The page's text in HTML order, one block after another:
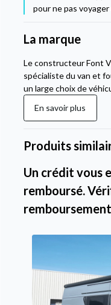
pour ne pas
La marque
Le constructeur Font
spécialiste du van et
un large choix de
En savoir plus
Produits
Un crédit vous
remboursé.